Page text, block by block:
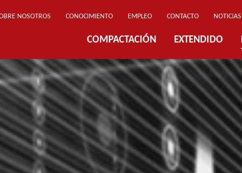
NOSOTROS CONOCIMIENTO EMPLEO CONTACTO NOTICIAS
COMPACTACIÓN EXTENDIDO